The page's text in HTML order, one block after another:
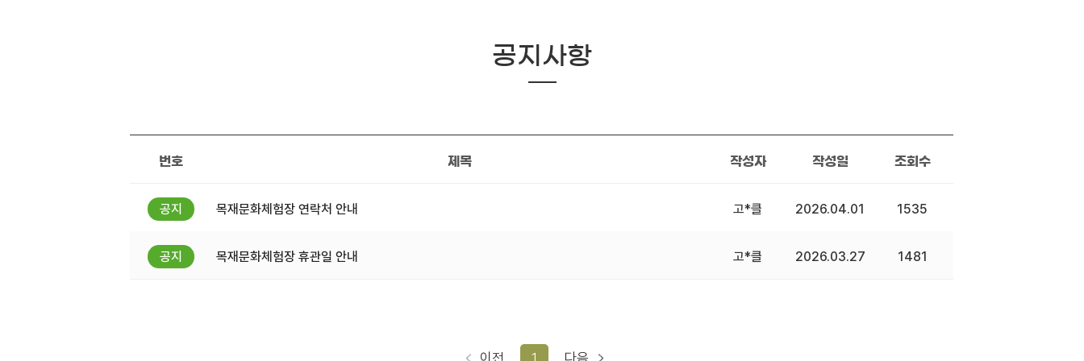
공지사항
번호 제목 작성자 작성일 조회수
목재문화체험장 연락처 안내 고*클 2026.04.01 1535
목재문화체험장 휴관일 안내 고*클 2026.03.27 1481
이전 1 다음